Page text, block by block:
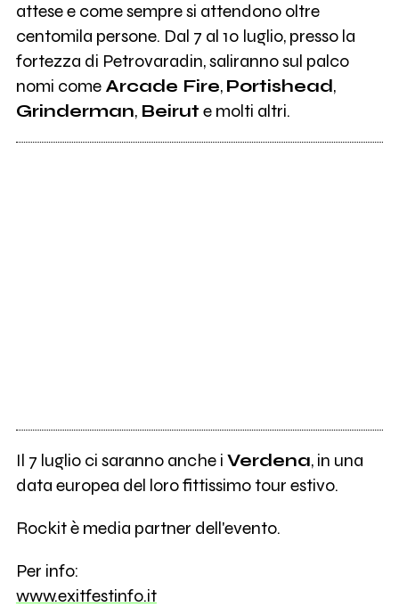
attese e come sempre si attendono oltre
centomila persone. Dal 7 al 10 luglio, presso la
fortezza di Petrovaradin, saliranno sul palco
nomi come Arcade Fire, Portishead,
Grinderman, Beirut e molti altri.
Il 7 luglio ci saranno anche i Verdena, in una
data europea del loro fittissimo tour estivo.
Rockit è media partner dell'evento.
Per info:
www.exitfestinfo.it